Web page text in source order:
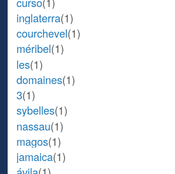
inglaterra(1)
courchevel(1)
méribel(1)
les(1)
domaines(1)
3(1)
sybelles(1)
nassau(1)
magos(1)
jamaica(1)